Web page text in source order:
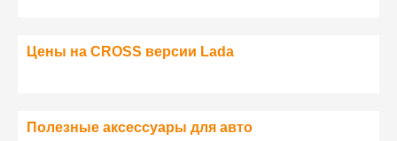
Цены на CROSS версии Lada
Полезные аксессуары для авто